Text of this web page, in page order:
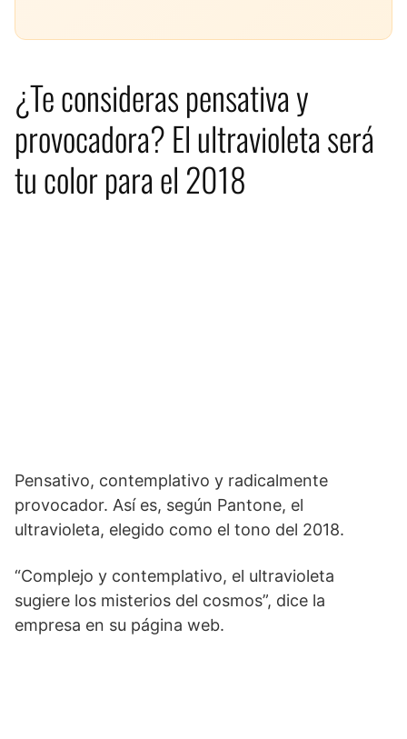
¿Te consideras pensativa y
provocadora? El ultravioleta será
tu color para el 2018
Pensativo, contemplativo y radicalmente
provocador. Así es, según Pantone, el
ultravioleta, elegido como el tono del 2018.
“Complejo y contemplativo, el ultravioleta
sugiere los misterios del cosmos”, dice la
empresa en su página web.